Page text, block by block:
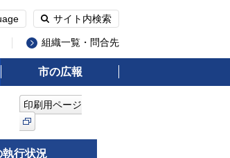
サイト内検索
組織一覧・問合先
市の広報
印刷用ページ
執行状況